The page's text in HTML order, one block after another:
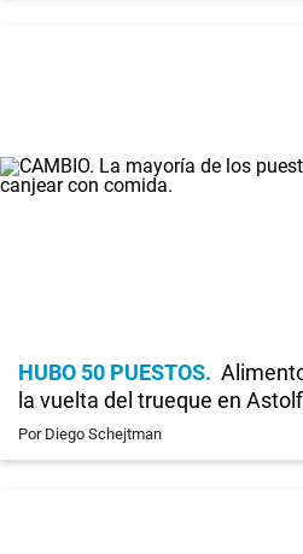
HUBO 50 PUESTOS
la vuelta del trueque en
Por Diego Schejtman